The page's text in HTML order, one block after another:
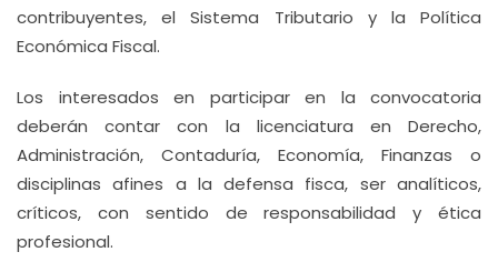
contribuyentes, el Sistema Tributario y la Política
Económica Fiscal.
Los interesados en participar en la convocatoria
deberán contar con la licenciatura en Derecho,
Administración, Contaduría, Economía, Finanzas o
disciplinas afines a la defensa fisca, ser analíticos,
críticos, con sentido de responsabilidad y ética
profesional.